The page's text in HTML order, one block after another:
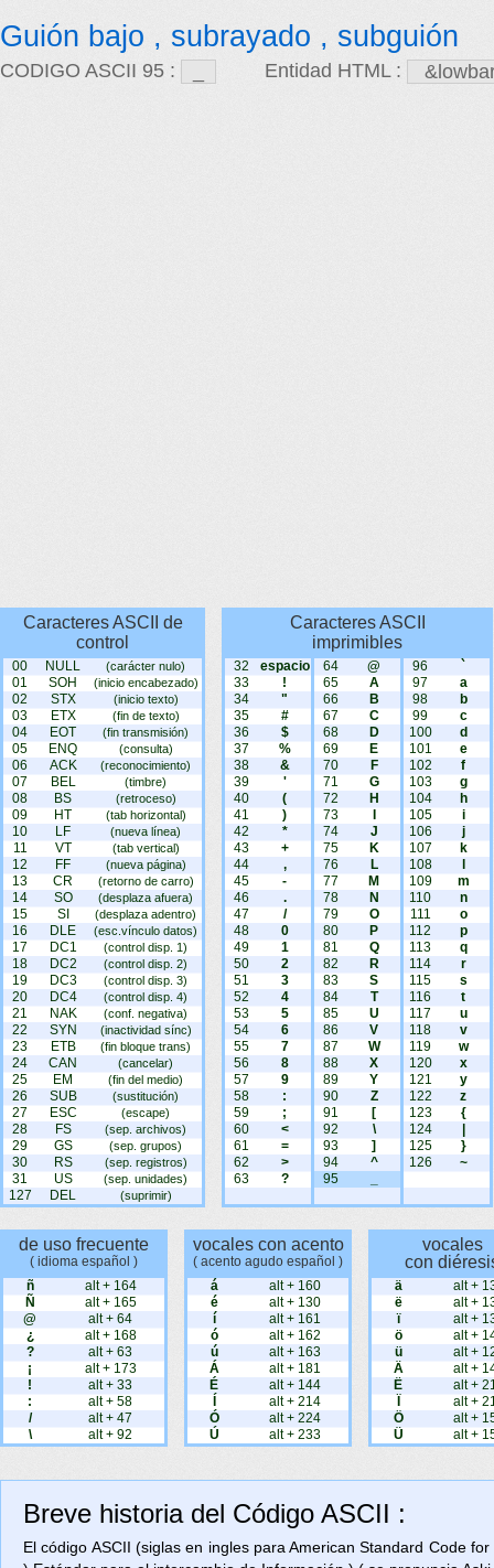
Guión bajo , subrayado , subguión
CODIGO ASCII 95 : Entidad HTML :
Caracteres ASCII de
control
00 NULL (carácter nulo)
01 SOH (inicio encabezado)
02 STX (inicio texto)
03 ETX (fin de texto)
04 EOT (fin transmisión)
05 ENQ (consulta)
06 ACK (reconocimiento)
07 BEL (timbre)
08 BS (retroceso)
09 HT (tab horizontal)
10 LF (nueva línea)
11 VT (tab vertical)
12 FF (nueva página)
13 CR (retorno de carro)
14 SO (desplaza afuera)
15 SI (desplaza adentro)
16 DLE (esc.vínculo datos)
17 DC1 (control disp. 1)
18 DC2 (control disp. 2)
19 DC3 (control disp. 3)
20 DC4 (control disp. 4)
21 NAK (conf. negativa)
22 SYN (inactividad sínc)
23 ETB (fin bloque trans)
24 CAN (cancelar)
25 EM (fin del medio)
26 SUB (sustitución)
27 ESC (escape)
28 FS (sep. archivos)
29 GS (sep. grupos)
30 RS (sep. registros)
31 US (sep. unidades)
127 DEL (suprimir)
Caracteres ASCII
imprimibles
32
espacio
33
!
34
"
35
#
36
$
37
%
38
&
39
'
40
(
41
)
42
*
43
+
44
,
45
-
46
.
47
/
48
0
49
1
50
2
51
3
52
4
53
5
54
6
55
7
56
8
57
9
58
:
59
;
60
<
61
=
62
>
63
?
64
@
65
A
66
B
67
C
68
D
69
E
70
F
71
G
72
H
73
74
J
75
K
76
L
77
M
78
N
79
O
80
P
81
Q
82
R
83
S
84
T
85
U
86
V
87
W
88
X
89
Y
90
Z
91
[
92
\
93
]
94
^
95
96
`
97
a
98
b
99
c
100
d
101
e
102
f
103
g
104
h
105
i
106
j
107
k
108
109
m
110
n
111
o
112
p
113
q
114
r
115
s
116
t
117
u
118
v
119
w
120
x
121
y
122
z
123
{
124
125
}
126
~
de uso frecuente
( idioma español )
ñ
alt + 164
Ñ
alt + 165
@
alt + 64
¿
alt + 168
?
alt + 63
¡
alt + 173
!
alt + 33
:
alt + 58
/
alt + 47
\
alt + 92
vocales con acento
( acento agudo español )
á
alt + 160
é
alt + 130
í
alt + 161
ó
alt + 162
ú
alt + 163
Á
alt + 181
É
alt + 144
alt + 214
Ó
alt + 224
Ú
alt + 233
vocales
con
ä
alt +
ë
alt +
ï
alt +
ö
alt +
ü
alt +
Ä
alt +
Ë
alt +
alt +
Ö
alt +
Ü
alt +
Breve historia del Código ASCII :
El código ASCII (siglas en ingles para American Standard Code